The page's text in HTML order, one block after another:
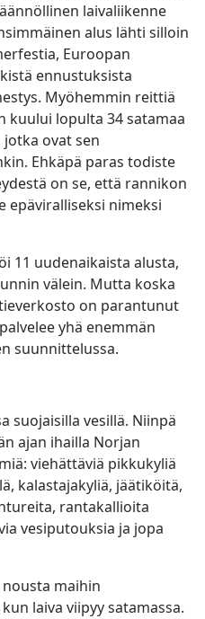
laivaliikenne
alus lähti silloin
Euroopan
ennustuksista
Myöhemmin reittiä
kuului lopulta 34 satamaa
ovat sen
Ehkäpä paras todiste
on se, että rannikon
epäviralliseksi nimeksi
11 uudenaikaista alusta,
välein. Mutta koska
on parantunut
palvelee yhä enemmän
suunnittelussa.
suojaisilla vesillä. Niinpä
ajan ihailla Norjan
viehättäviä pikkukyliä
kalastajakyliä, jäätiköitä,
rantakallioita
vesiputouksia ja jopa
maihin
laiva viipyy satamassa.